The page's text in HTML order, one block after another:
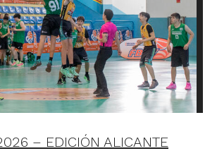
– EDICIÓN ALICANTE